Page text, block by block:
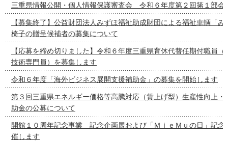
三重県情報公開・個人情報保護審査会 令和６年度第２回第１部会
【募集終了】公益財団法人みずほ福祉助成財団による福祉車輌「
椅子の贈呈候補者の募集について
【応募を締め切りました】令和６年度三重県育休代替任期付職員
技術専門員）を募集します
令和６年度「海外ビジネス展開支援補助金」の募集を開始します
第３回三重県エネルギー価格等高騰対応（賃上げ型）生産性向上・
助金の公募について
開館１０周年記念事業 記念企画展および「ＭｉｅＭｕの日」記念
催します